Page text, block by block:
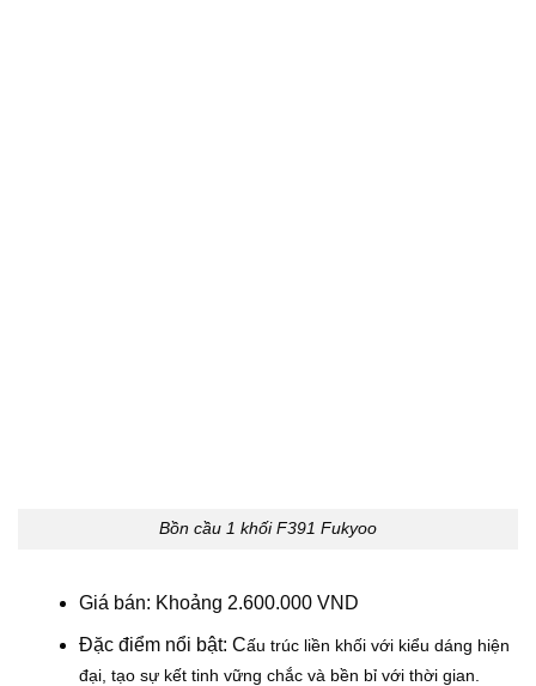
Bồn cầu 1 khối F391 Fukyoo
Giá bán: Khoảng 2.600.000 VND
Đặc điểm nổi bật: Cấu trúc liền khối với kiểu dáng hiện
đại, tạo sự kết tinh vững chắc và bền bỉ với thời gian.